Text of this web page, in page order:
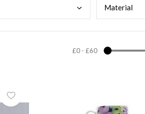
Material
£0- £60